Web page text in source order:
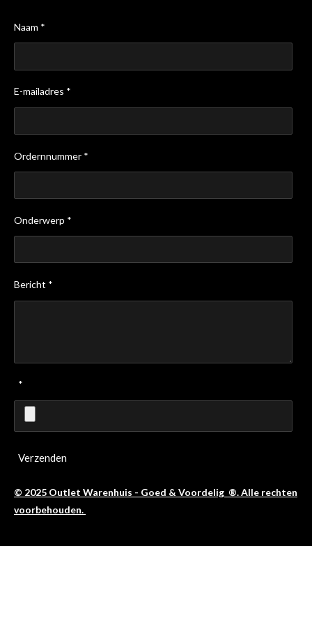
Naam *
E-mailadres *
Ordernnummer *
Onderwerp *
Bericht *
*
Verzenden
© 2025 Outlet Warenhuis - Goed & Voordelig ®. Alle rechten
voorbehouden.